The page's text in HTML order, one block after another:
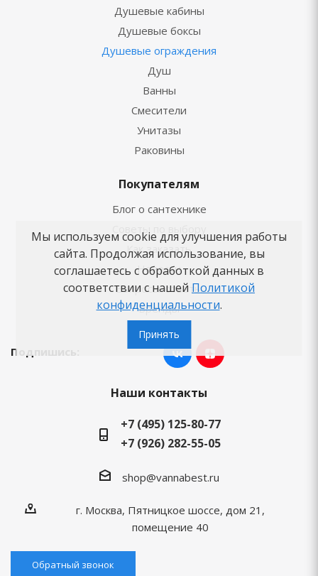
Душевые кабины
Душевые боксы
Душевые ограждения
Душ
Ванны
Смесители
Унитазы
Раковины
Покупателям
Блог о сантехнике
Советы по выбору
Как заказать
Новости
Вопросы-ответы
Бренды
Подпишись:
Наши контакты
+7 (495) 125-80-77
+7 (926) 282-55-05
shop@vannabest.ru
г. Москва, Пятницкое шоссе, дом 21,
помещение 40
Обратный звонок
Мы используем cookie для улучшения работы
сайта. Продолжая использование, вы
соглашаетесь с обработкой данных в
соответствии с нашей Политикой
конфиденциальности.
Принять